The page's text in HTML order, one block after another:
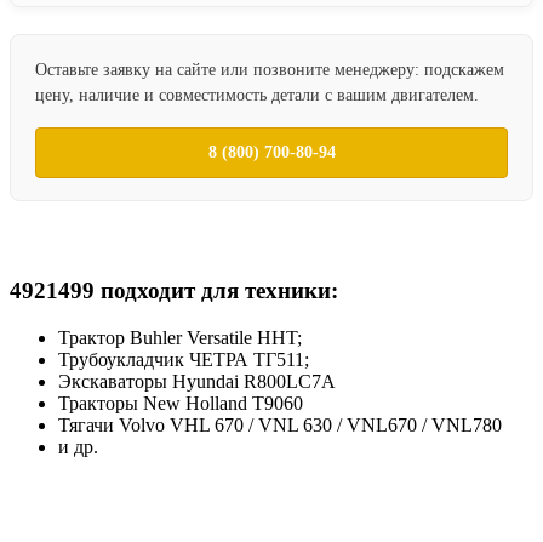
Оставьте заявку на сайте или позвоните менеджеру: подскажем
цену, наличие и совместимость детали с вашим двигателем.
8 (800) 700-80-94
4921499 подходит для техники:
Трактор Buhler Versatile HHT;
Трубоукладчик ЧЕТРА ТГ511;
Экскаваторы Hyundai R800LC7A
Тракторы New Holland T9060
Тягачи Volvo VHL 670 / VNL 630 / VNL670 / VNL780
и др.